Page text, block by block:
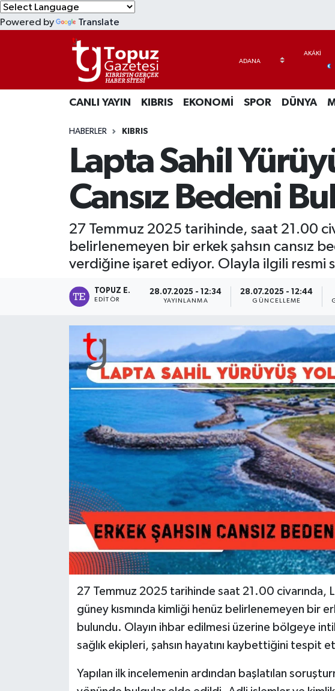
Powered by Translate
CANLI YAYIN KIBRIS EKONOMİ SPOR DÜNYA
HABERLER KIBRIS
Lapta Sahil
Cansız Bedeni
27 Temmuz 2025 tarihinde, saat 21.00
belirlenemeyen bir erkek şahsın cansız
verdiğine işaret ediyor. Olayla ilgili resmi
TOPUZ E.
EDITÖR
28.07.2025 - 12:34
YAYINLANMA
28.07.2025 - 12:44
GÜNCELLEME
27 Temmuz 2025 tarihinde saat 21.00 civarında,
güney kısmında kimliği henüz belirlenemeyen bir
bulundu. Olayın ihbar edilmesi üzerine bölgeye
sağlık ekipleri, şahsın hayatını kaybettiğini tespit
Yapılan ilk incelemenin ardından başlatılan
EKONOMİ
MAGAZİN
TEKNOLOJİ
TÜRKİYE
Lefkoşa Nöbetçi Eczaneler
Lefkoşa Hava Durumu
Lefkoşa Trafik Yoğunluk Haritası
Süper Lig Puan Durumu ve Fikstür
Tüm Manşetler
Son Dakika Haberleri
Haber Arşivi